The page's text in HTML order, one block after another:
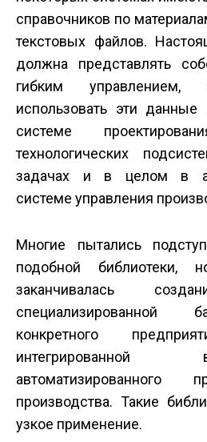
справочников по
текстовых файлов.
должна представлять
гибким управлением,
использовать эти
системе
технологических
задачах и в целом в
системе управления
Многие пытались
подобной библиотеки,
заканчивалась
специализированной
конкретного
автоматизированного
производства. Такие
узкое применение.